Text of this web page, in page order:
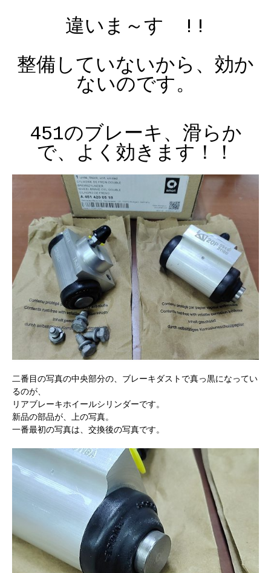
違いま～す !!
整備していないから、効か
ないのです。
451のブレーキ、滑らか
で、よく効きます！！
二番目の写真の中央部分の、ブレーキダストで真っ黒になってい
るのが、
リアブレーキホイールシリンダーです。
新品の部品が、上の写真。
一番最初の写真は、交換後の写真です。